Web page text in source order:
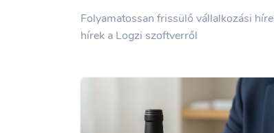
Folyamatossan frissülő vállalkozási
hírek a Logzi szoftverről